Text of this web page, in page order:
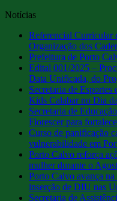
Notícias
Referencial Curricular
Organização dos
Prefeitura de Porto
Edital 001/2025 –
Data Unificada, do
Secretaria de
Kids Calabar no Dia
Secretaria de
Florescer para
Curso de panificação
vulnerabilidade em
Porto Calvo reforça
mulher durante o
Porto Calvo avança
inserção de DIU nas
Secretaria de